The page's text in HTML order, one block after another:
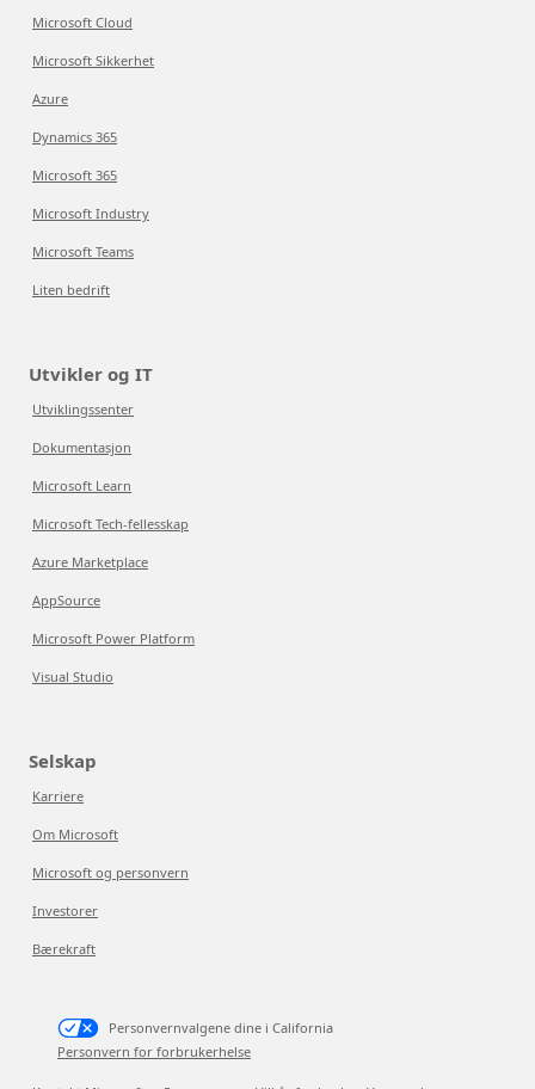
Microsoft Cloud
Microsoft Sikkerhet
Azure
Dynamics 365
Microsoft 365
Microsoft Industry
Microsoft Teams
Liten bedrift
Utvikler og IT
Utviklingssenter
Dokumentasjon
Microsoft Learn
Microsoft Tech-fellesskap
Azure Marketplace
AppSource
Microsoft Power Platform
Visual Studio
Selskap
Karriere
Om Microsoft
Microsoft og personvern
Investorer
Bærekraft
Personvernvalgene dine i California
Personvern for forbrukerhelse